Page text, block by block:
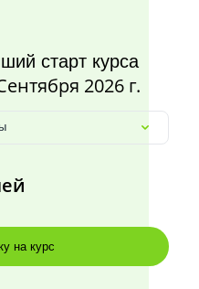
старт курса
2026 г.
на курс